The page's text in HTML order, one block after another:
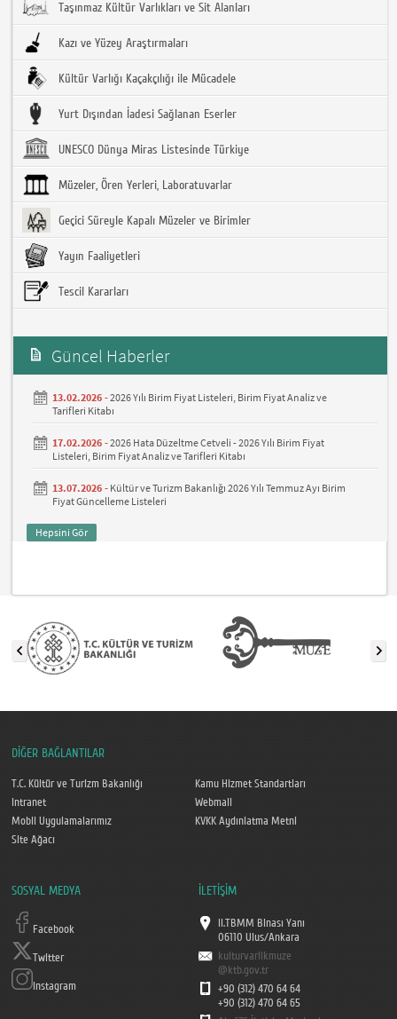
Taşınmaz Kültür Varlıkları ve Sit Alanları
Kazı ve Yüzey Araştırmaları
Kültür Varlığı Kaçakçılığı ile Mücadele
Yurt Dışından İadesi Sağlanan Eserler
UNESCO Dünya Miras Listesinde Türkiye
Müzeler, Ören Yerleri, Laboratuvarlar
Geçici Süreyle Kapalı Müzeler ve Birimler
Yayın Faaliyetleri
Tescil Kararları
Güncel Haberler
13.02.2026 -2026 Yılı Birim Fiyat Listeleri, Birim Fiyat Analiz ve
Tarifleri Kitabı
17.02.2026 -2026 Hata Düzeltme Cetveli - 2026 Yılı Birim Fiyat
Listeleri, Birim Fiyat Analiz ve Tarifleri Kitabı
13.07.2026 - Kültür ve Turizm Bakanlığı 2026 Yılı Temmuz Ayı Birim
Fiyat Güncelleme Listeleri
Hepsini Gör
DİĞER BAĞLANTILAR
T.C. Kültür ve Turizm Bakanlığı
Kamu Hizmet Standartları
Intranet
Webmail
Mobil Uygulamalarımız
KVKK Aydınlatma Metni
Site Ağacı
SOSYAL MEDYA
Facebook
Twitter
Instagram
İLETİŞİM
II.TBMM Binası Yanı
06110 Ulus/Ankara
kulturvarlikmuze
@ktb.gov.tr
+90 (312) 470 64 64
+90 (312) 470 64 65